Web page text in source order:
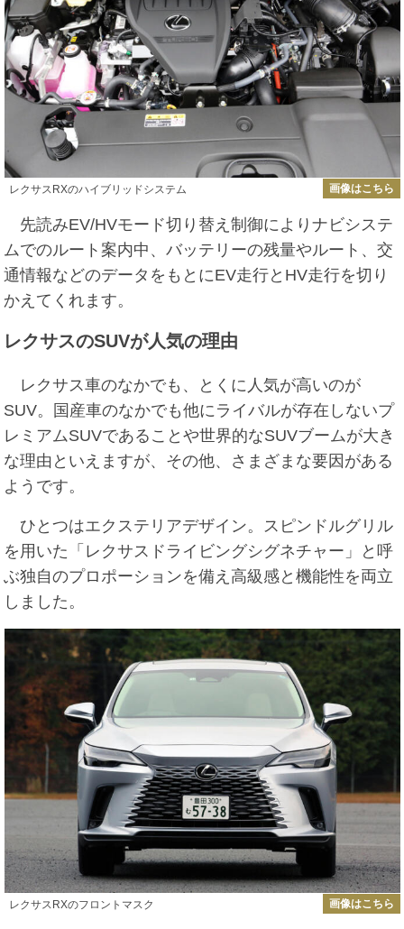
レクサスRXのハイブリッドシステム 画像はこちら
先読みEV/HVモード切り替え制御によりナビシステ
ムでのルート案内中、バッテリーの残量やルート、交
通情報などのデータをもとにEV走行とHV走行を切り
かえてくれます。
レクサスのSUVが人気の理由
レクサス車のなかでも、とくに人気が高いのが
SUV。国産車のなかでも他にライバルが存在しないプ
レミアムSUVであることや世界的なSUVブームが大き
な理由といえますが、その他、さまざまな要因がある
ようです。
ひとつはエクステリアデザイン。スピンドルグリル
を用いた「レクサスドライビングシグネチャー」と呼
ぶ独自のプロポーションを備え高級感と機能性を両立
しました。
レクサスRXのフロントマスク 画像はこちら